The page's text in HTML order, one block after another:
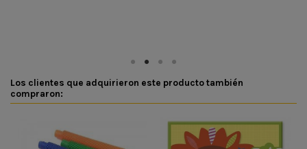
Los clientes que adquirieron este producto también
compraron: